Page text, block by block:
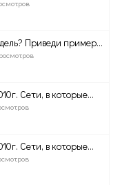
Приведи пример...
Сети, в которые...
Сети, в которые...